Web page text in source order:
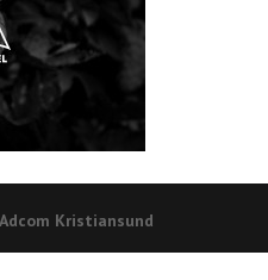
Adcom Kristiansund